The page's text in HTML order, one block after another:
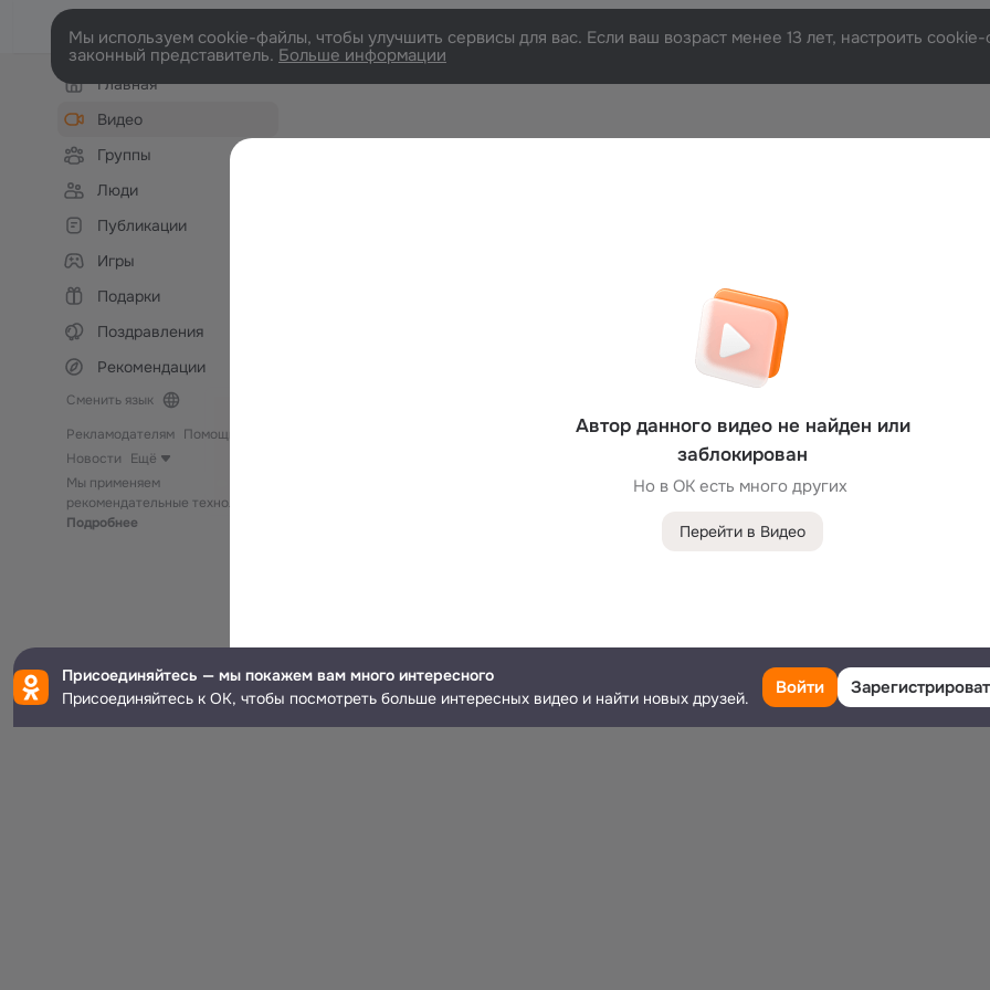
Автор данного видео не найден или
заблокирован
Но в ОК есть много других
Перейти в Видео
Мы используем cookie-файлы, чтобы улучшить сервисы для вас. Если ваш возраст менее 13 лет, настроить
законный представитель. Больше информации
Левая
колонкаГлавная
Видео
Группы
Люди
Публикации
Игры
Подарки
Поздравления
Рекомендации
Сменить язык
Рекламодателям Помощь
Новости
Ещё
Мы применяем
рекомендательные технологии
Подробнее
Присоединяйтесь — мы покажем вам много интересного
Присоединяйтесь к ОК, чтобы посмотреть больше интересных видео и найти новых друзей.
Войти